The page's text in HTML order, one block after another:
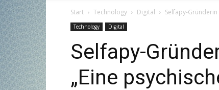
Start Technology Digital Selfapy-
Technology Digital
Selfapy-
„Eine